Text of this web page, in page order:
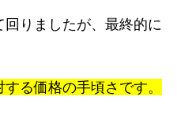
りましたが、最終的に
る価格の手頃さです。